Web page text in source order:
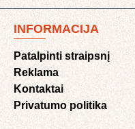
INFORMACIJA
Patalpinti straipsnį
Reklama
Kontaktai
Privatumo politika